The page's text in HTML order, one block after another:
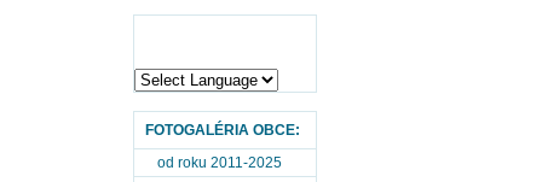
FOTOGALÉRIA OBCE:
od roku 2011-2025